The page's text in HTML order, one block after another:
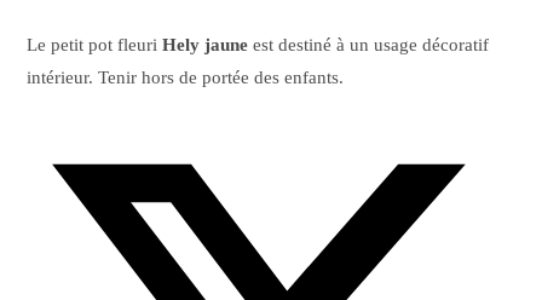
Le petit pot fleuriHely jauneest destiné à un usage décoratif
intérieur. Tenir hors de portée des enfants.